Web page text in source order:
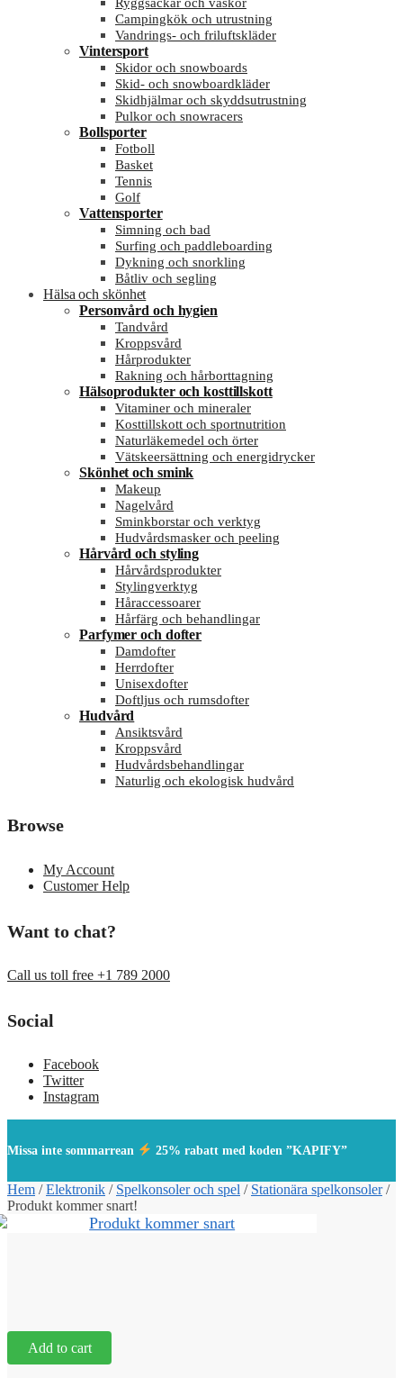
Campingkök och utrustning
Vandrings- och friluftskläder
Vintersport
Skidor och snowboards
Skid- och snowboardkläder
Skidhjälmar och skyddsutrustning
Pulkor och snowracers
Bollsporter
Fotboll
Basket
Tennis
Golf
Vattensporter
Simning och bad
Surfing och paddleboarding
Dykning och snorkling
Båtliv och segling
Hälsa och skönhet
Personvård och hygien
Tandvård
Kroppsvård
Hårprodukter
Rakning och hårborttagning
Hälsoprodukter och kosttillskott
Vitaminer och mineraler
Kosttillskott och sportnutrition
Naturläkemedel och örter
Vätskeersättning och energidrycker
Skönhet och smink
Makeup
Nagelvård
Sminkborstar och verktyg
Hudvårdsmasker och peeling
Hårvård och styling
Hårvårdsprodukter
Stylingverktyg
Håraccessoarer
Hårfärg och behandlingar
Parfymer och dofter
Damdofter
Herrdofter
Unisexdofter
Doftljus och rumsdofter
Hudvård
Ansiktsvård
Kroppsvård
Hudvårdsbehandlingar
Naturlig och ekologisk hudvård
Browse
My Account
Customer Help
Want to chat?
Call us toll free +1 789 2000
Social
Facebook
Twitter
Instagram
Missa inte sommarrean 25% rabatt med koden ”KAPIFY”
Hem /Elektronik / Spelkonsoler och spel / Stationära spelkonsoler/
Produkt kommer snart!
Add to cart